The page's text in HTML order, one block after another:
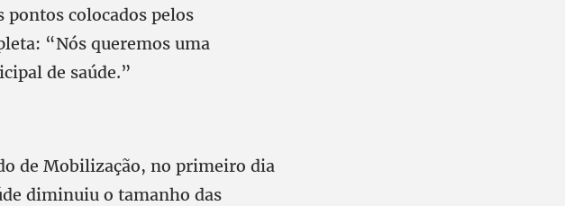
pontos colocados pelos
“Nós queremos uma
de saúde.”
de Mobilização, no primeiro dia
diminuiu o tamanho das